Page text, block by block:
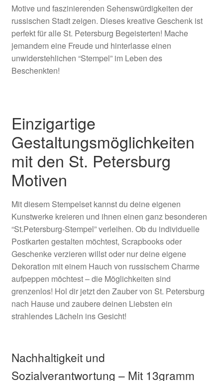
Motive und faszinierenden Sehenswürdigkeiten der
russischen Stadt zeigen. Dieses kreative Geschenk ist
perfekt für alle St. Petersburg Begeisterten! Mache
jemandem eine Freude und hinterlasse einen
unwiderstehlichen “Stempel” im Leben des
Beschenkten!
Einzigartige
Gestaltungsmöglichkeiten
mit den St. Petersburg
Motiven
Mit diesem Stempelset kannst du deine eigenen
Kunstwerke kreieren und ihnen einen ganz besonderen
“St.Petersburg-Stempel” verleihen. Ob du individuelle
Postkarten gestalten möchtest, Scrapbooks oder
Geschenke verzieren willst oder nur deine eigene
Dekoration mit einem Hauch von russischem Charme
aufpeppen möchtest – die Möglichkeiten sind
grenzenlos! Hol dir jetzt den Zauber von St. Petersburg
nach Hause und zaubere deinen Liebsten ein
strahlendes Lächeln ins Gesicht!
Nachhaltigkeit und
Sozialverantwortung – Mit 13gramm